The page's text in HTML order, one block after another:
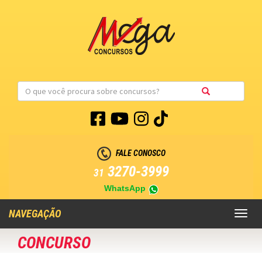
FALE CONOSCO
31 3270-3999
WhatsApp
Toggle
NAVEGAÇÃO
CONCURSO